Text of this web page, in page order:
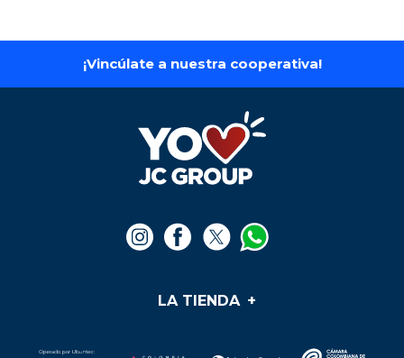
iPhone 16 - 128 gb
000
iPhone 16 Pro Max-
256GB